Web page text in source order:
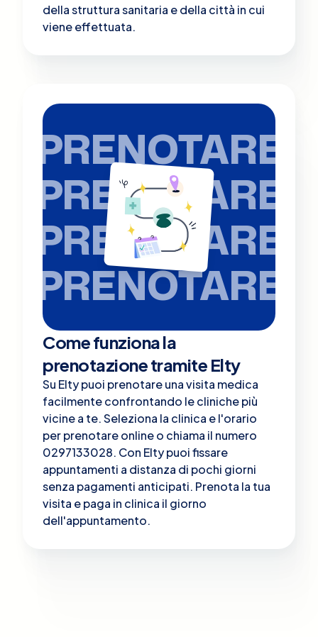
della struttura sanitaria e della città in cui
viene effettuata.
PRENOTARE
PRENOTARE
PRENOTARE
PRENOTARE
Come funziona la
prenotazione tramite Elty
Su Elty puoi prenotare una visita medica
facilmente confrontando le cliniche più
vicine a te. Seleziona la clinica e l'orario
per prenotare online o chiama il numero
0297133028. Con Elty puoi fissare
appuntamenti a distanza di pochi giorni
senza pagamenti anticipati. Prenota la tua
visita e paga in clinica il giorno
dell'appuntamento.